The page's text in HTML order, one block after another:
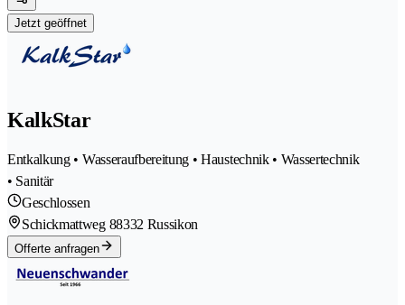
Jetzt geöffnet
KalkStar
Entkalkung • Wasseraufbereitung • Haustechnik • Wassertechnik
• Sanitär
Geschlossen
Schickmattweg 88332 Russikon
Offerte anfragen